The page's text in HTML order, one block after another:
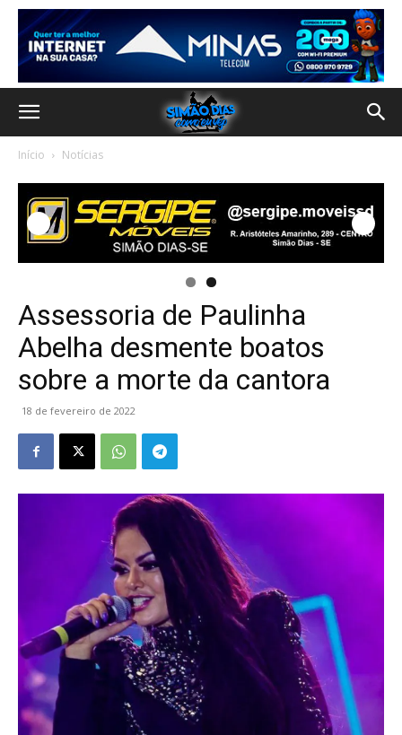
Início Notícias
Assessoria de Paulinha
Abelha desmente boatos
sobre a morte da cantora
18 de fevereiro de 2022